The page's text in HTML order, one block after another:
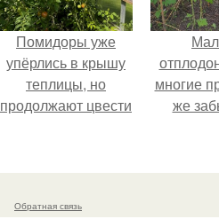
Помидоры уже
упёрлись в крышу
теплицы, но
продолжают цвести
многие
же
Обратная связь